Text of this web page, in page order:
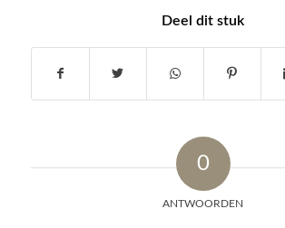
Deel dit stuk
0
ANTWOORDEN